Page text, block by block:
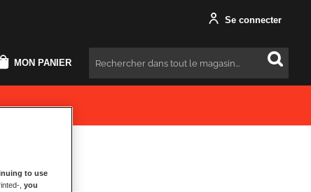
Se connecter
MON PANIER Rechercher
to use
, you